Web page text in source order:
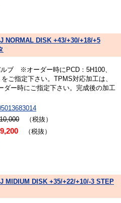
NORMAL DISK +43/+30/+18/+5
ブ ※オーダー時にPCD：5H100、
ご指定下さい。TPMS対応加工は、
ダー時にご指定下さい。完成後の加工
（税抜）
（税抜）
MIDIUM DISK +35/+22/+10/-3 STEP